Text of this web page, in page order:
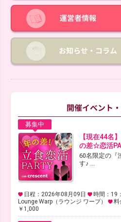
募集中
【現在44名
の差☆恋活
60名限定の『
す♪ ...
日程：2026年08月09日 時間：19
Lounge Warp（ラウンジ ワープ）
料
￥1,000